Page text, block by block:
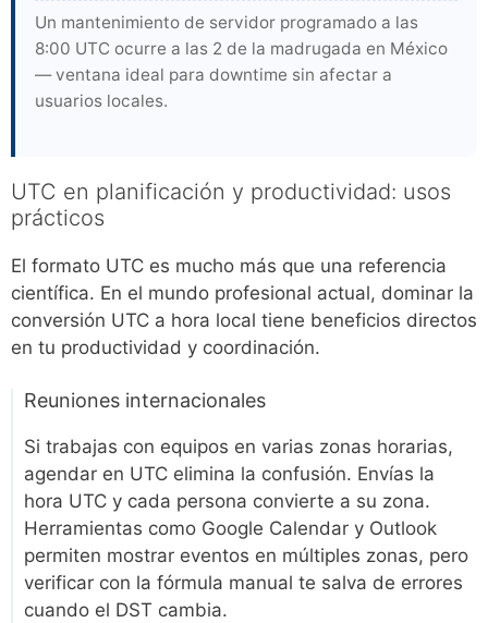
Un mantenimiento de servidor programado a las
8:00 UTC ocurre a las 2 de la madrugada en México
— ventana ideal para downtime sin afectar a
usuarios locales.
UTC en planificación y productividad: usos
prácticos
El formato UTC es mucho más que una referencia
científica. En el mundo profesional actual, dominar la
conversión UTC a hora local tiene beneficios directos
en tu productividad y coordinación.
Reuniones internacionales
Si trabajas con equipos en varias zonas horarias,
agendar en UTC elimina la confusión. Envías la
hora UTC y cada persona convierte a su zona.
Herramientas como Google Calendar y Outlook
permiten mostrar eventos en múltiples zonas, pero
verificar con la fórmula manual te salva de errores
cuando el DST cambia.